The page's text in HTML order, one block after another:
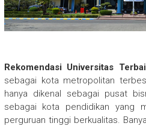
Rekomendasi Universitas
sebagai kota metropolitan
hanya dikenal sebagai pusat
sebagai kota pendidikan yang
perguruan tinggi berkualitas.